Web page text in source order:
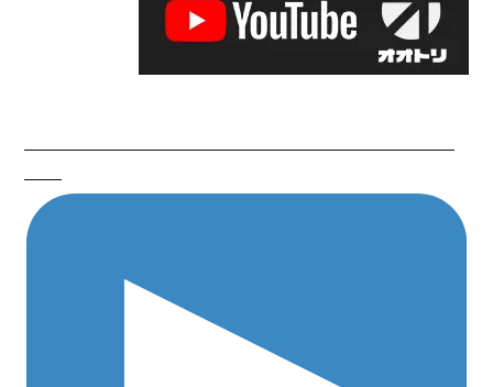
———————————————————————
——